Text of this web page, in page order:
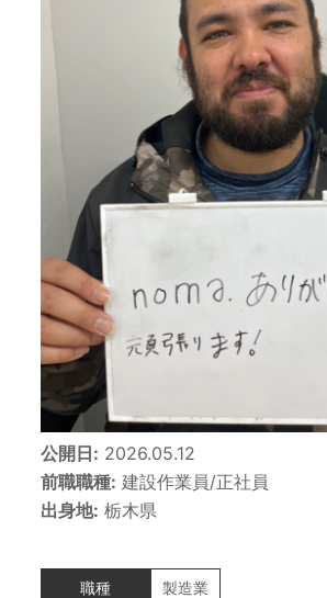
公開日: 2026.05.12
前職職種: 建設作業員/正社員
出身地: 栃木県
職種 製造業